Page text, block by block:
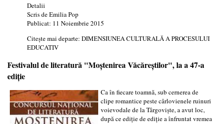
Detalii
Scris deEmilia Pop
Publicat: 11 Noiembrie 2015
Citește mai departe: DIMENSIUNEA CULTURALĂ A PROCESULUI
EDUCATIV
Festivalul de literatură "Moştenirea Văcăreştilor", la a 47-a
ediţie
Ca în fiecare toamnă, sub cernerea de
clipe romantice peste cârlovienele ruinuri
voievodale de la Târgovişte, a avut loc,
după ce ediţie de ediţie a înfruntat vremea